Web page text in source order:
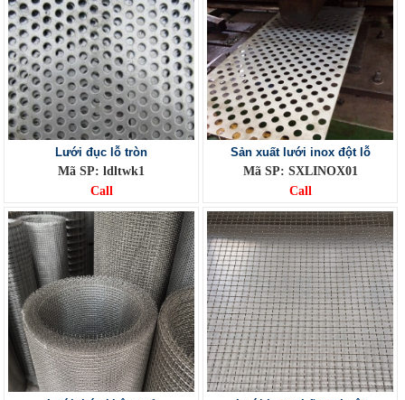
Lưới đục lỗ tròn
Mã SP: ldltwk1
Call
Sản xuất lưới inox đột lỗ
Mã SP: SXLINOX01
Call